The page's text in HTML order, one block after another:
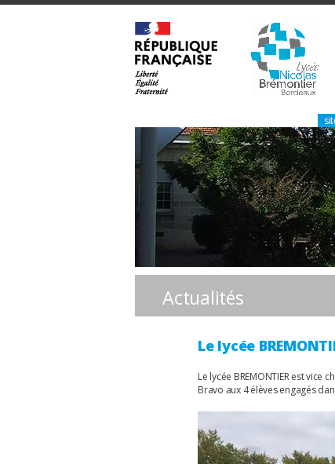
Actualités
Le lycée
Le lycée BREMONTIER est
Bravo aux 4 élèves engagés